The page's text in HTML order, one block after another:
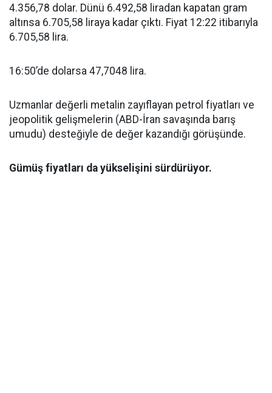
4.356,78 dolar. Dünü 6.492,58 liradan kapatan gram
altınsa 6.705,58 liraya kadar çıktı. Fiyat 12:22 itibarıyla
6.705,58 lira.
16:50’de dolarsa 47,7048 lira.
Uzmanlar değerli metalin zayıflayan petrol fiyatları ve
jeopolitik gelişmelerin (ABD-İran savaşında barış
umudu) desteğiyle de değer kazandığı görüşünde.
Gümüş fiyatları da yükselişini sürdürüyor.